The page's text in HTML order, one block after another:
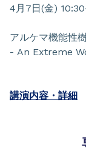
4月7日(金)
アルケマ機能性
- An Extreme
講演内容・詳細